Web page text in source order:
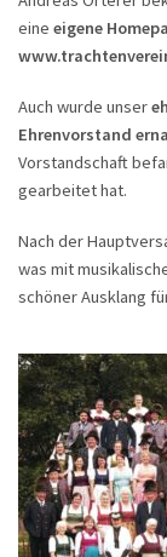
eine eigene
Auch wurde unser
Ehrenvorstand
Vorstandschaft
gearbeitet hat.
Nach der
was mit
schöner Ausklang